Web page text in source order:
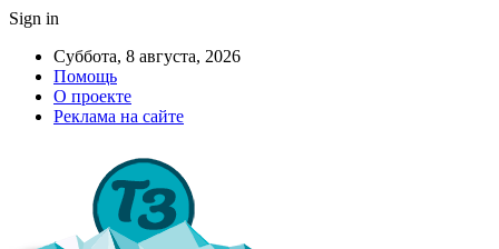
Sign in
Суббота, 8 августа, 2026
Помощь
О проекте
Реклама на сайте